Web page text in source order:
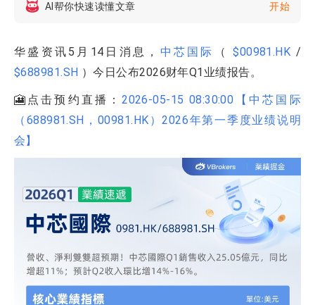
AI帮你快速读懂文章 开始
华盛资讯5月14日消息， 中芯国际 （ $00981.HK /
$688981.SH ）今日公布2026财年Q1业绩报告。
🎦点击预约直播：2026-05-15 08:30:00【中芯国际
（688981.SH，00981.HK）2026年第一季度业绩说明
会】